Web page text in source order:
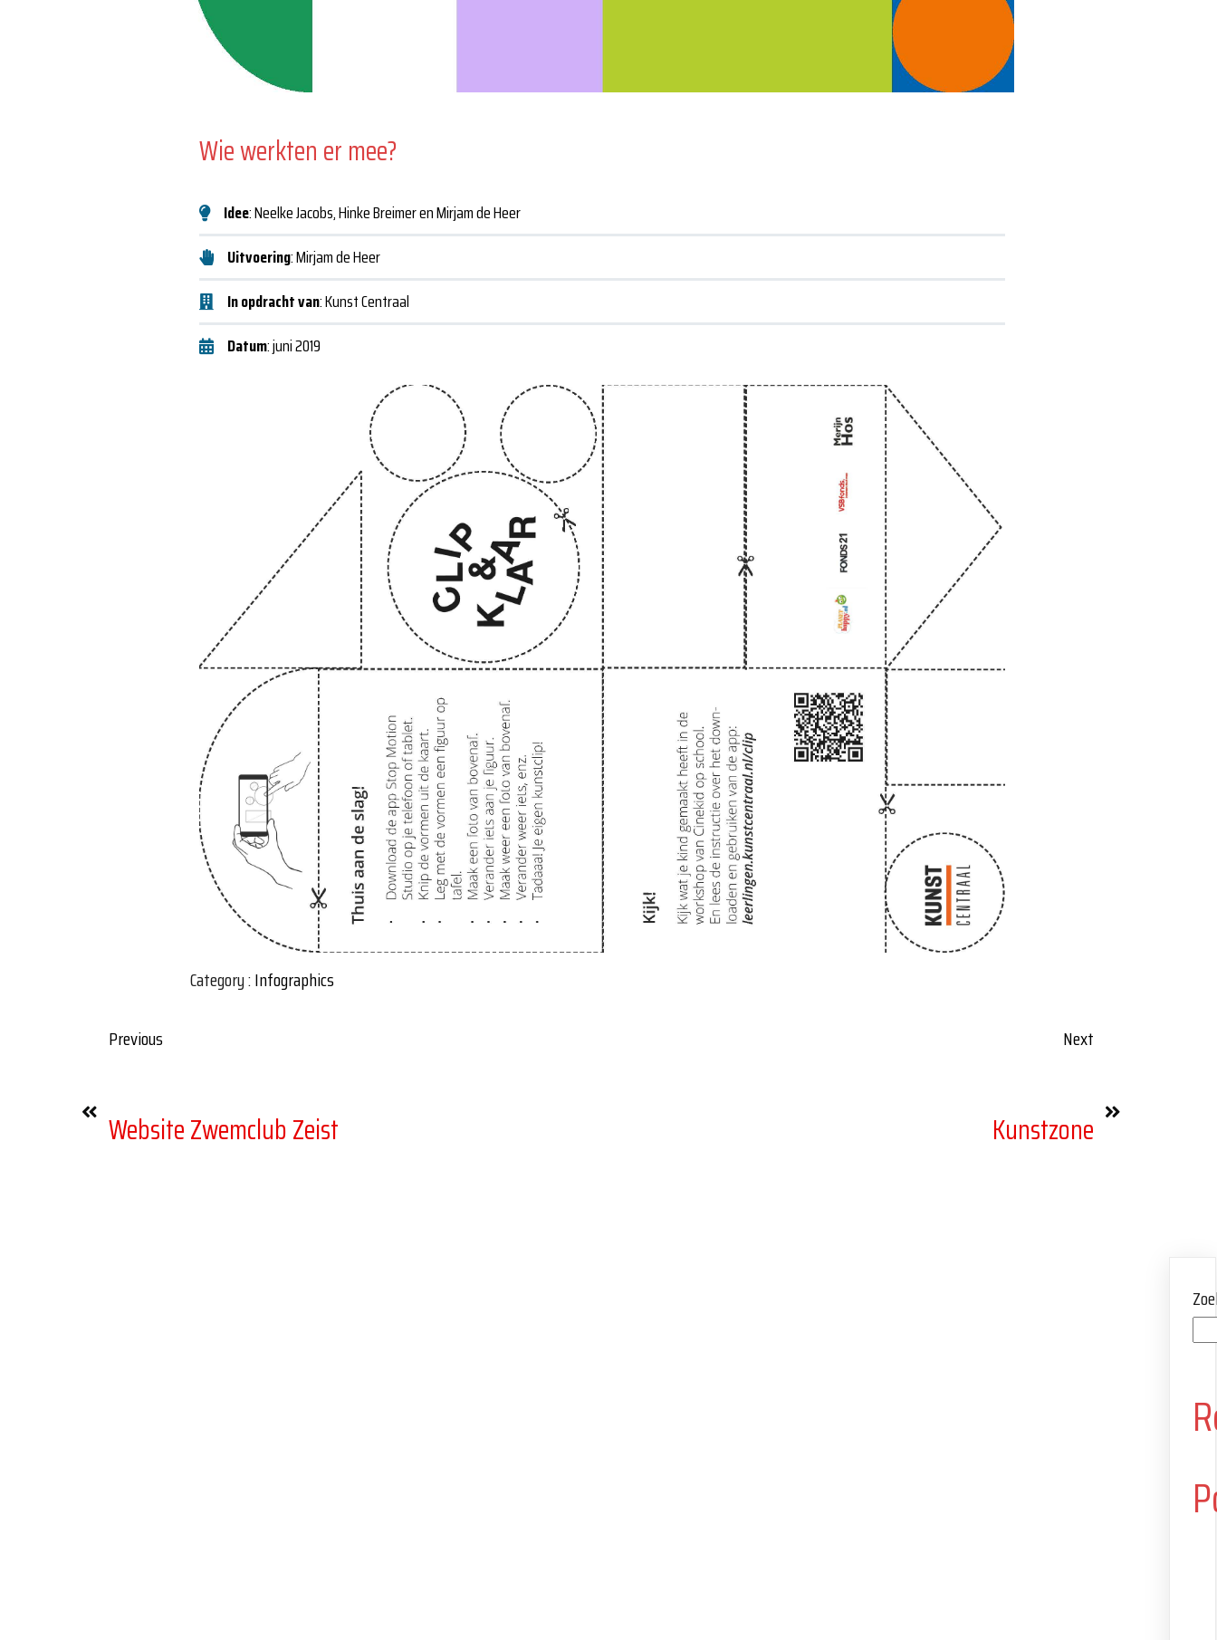
Wie werkten er mee?
Idee: Neelke Jacobs, Hinke Breimer en Mirjam de Heer
Uitvoering: Mirjam de Heer
In opdracht van: Kunst Centraal
Datum: juni 2019
Category :Infographics
Previous
Website Zwemclub Zeist
Next
Kunstzone